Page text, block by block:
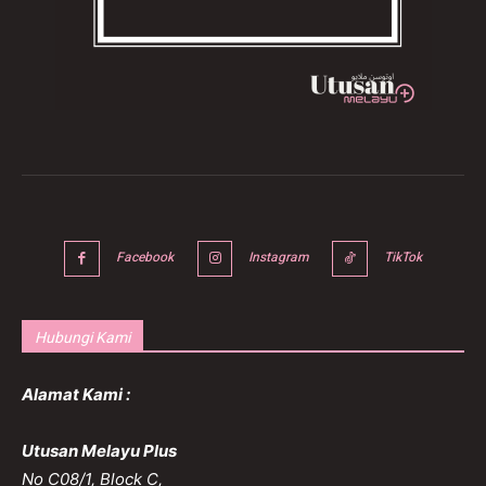
Facebook Instagram TikTok
Hubungi Kami
Alamat Kami :
Utusan Melayu Plus
No C08/1, Block C,